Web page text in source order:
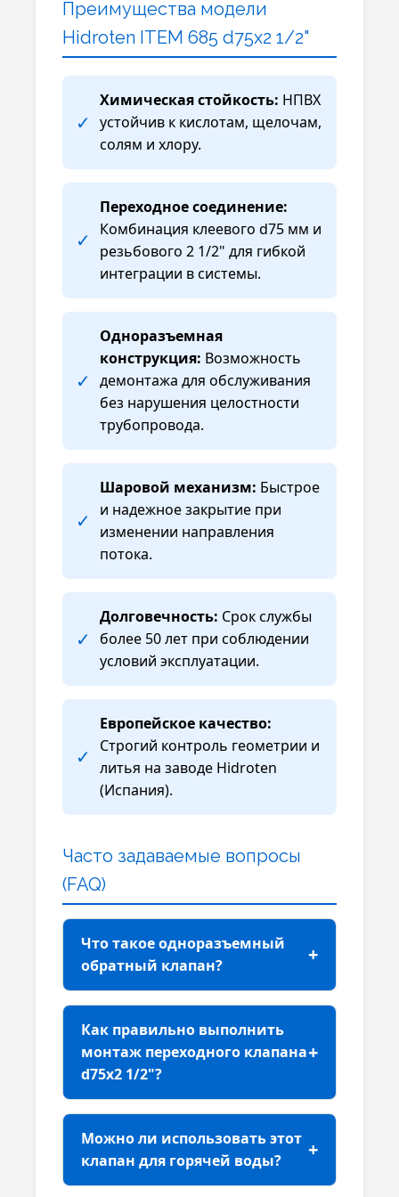
Преимущества модели
Hidroten ITEM 685 d75x2 1/2"
✓
Химическая стойкость: НПВХ
устойчив к кислотам, щелочам,
солям и хлору.
✓
Переходное соединение:
Комбинация клеевого d75 мм и
резьбового 2 1/2" для гибкой
интеграции в системы.
✓
Одноразъемная
конструкция: Возможность
демонтажа для обслуживания
без нарушения целостности
трубопровода.
✓
Шаровой механизм: Быстрое
и надежное закрытие при
изменении направления
потока.
✓
Долговечность: Срок службы
более 50 лет при соблюдении
условий эксплуатации.
✓
Европейское качество:
Строгий контроль геометрии и
литья на заводе Hidroten
(Испания).
Часто задаваемые вопросы
(FAQ)
Что такое одноразъемный
обратный клапан?
Одноразъемный обратный
клапан— это клапан с шаровым
механизмом, который можно
разобрать для обслуживания или
демонтажа всего трубопровода.
Это значительно упрощает
обслуживание системы и
Как правильно выполнить
монтаж переходного клапана
d75x2 1/2"?
Монтаж выполняется в два
этапа: 1)Клеевое соединение
d75 мм: очистите и обезжирьте
Можно ли использовать этот
клапан для горячей воды?